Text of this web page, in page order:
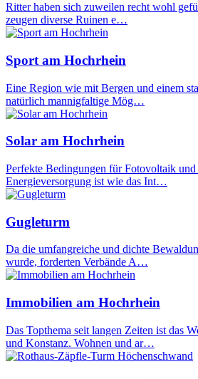
Ritter haben sich zuweilen recht wohl
zeugen diverse Ruinen e…
Sport am Hochrhein
Eine Region wie mit Bergen und einem
natürlich mannigfaltige Mög…
Solar am Hochrhein
Perfekte Bedingungen für Fotovoltaik und
Energieversorgung ist wie das Int…
Gugleturm
Da die umfangreiche und dichte
wurde, forderten Verbände A…
Immobilien am Hochrhein
Das Topthema seit langen Zeiten ist das
und Konstanz. Wohnen und ar…